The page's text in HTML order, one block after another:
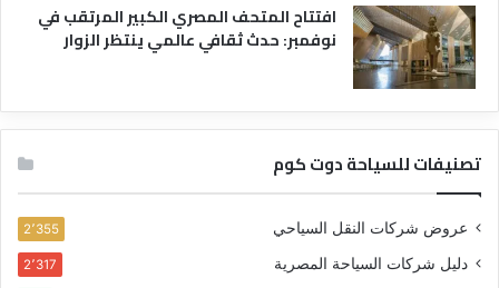
افتتاح المتحف المصري الكبير المرتقب في
نوفمبر: حدث ثقافي عالمي ينتظر الزوار
تصنيفات للسياحة دوت كوم
عروض شركات النقل السياحي 2٬355
دليل شركات السياحة المصرية 2٬317